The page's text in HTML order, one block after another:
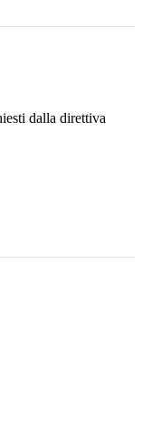
dalla direttiva